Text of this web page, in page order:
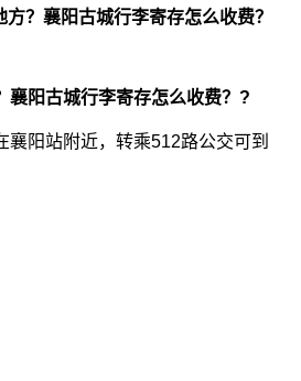
？襄阳古城行李寄存怎么收费？
阳古城行李寄存怎么收费？ ?
阳站附近，转乘512路公交可到